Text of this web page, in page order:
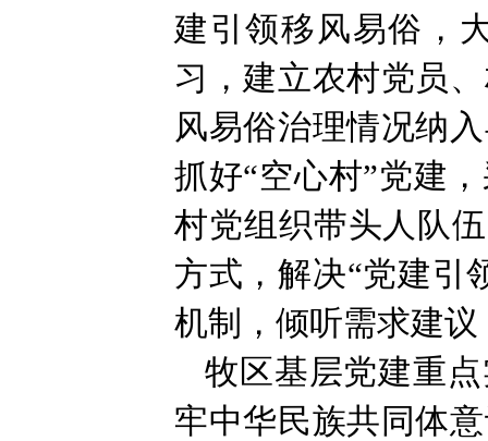
建引领移风易俗，
习，建立农村党员
风易俗治理情况纳
抓好“空心村”党建
村党组织带头人队
方式，解决“党建引
机制，倾听需求建
牧区基层党建重
牢中华民族共同体